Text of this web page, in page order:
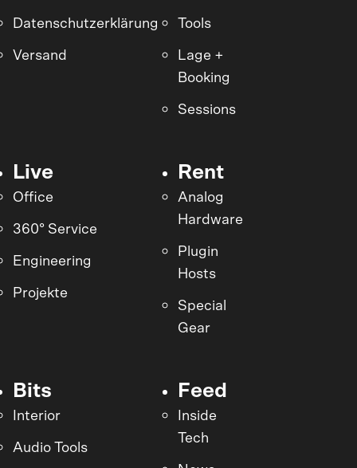
Datenschutzerklärung
Versand
Tools
Lage +
Booking
Sessions
Live
Office
360° Service
Engineering
Projekte
Rent
Analog
Hardware
Plugin
Hosts
Special
Gear
Bits
Interior
Audio Tools
Feed
Inside
Tech